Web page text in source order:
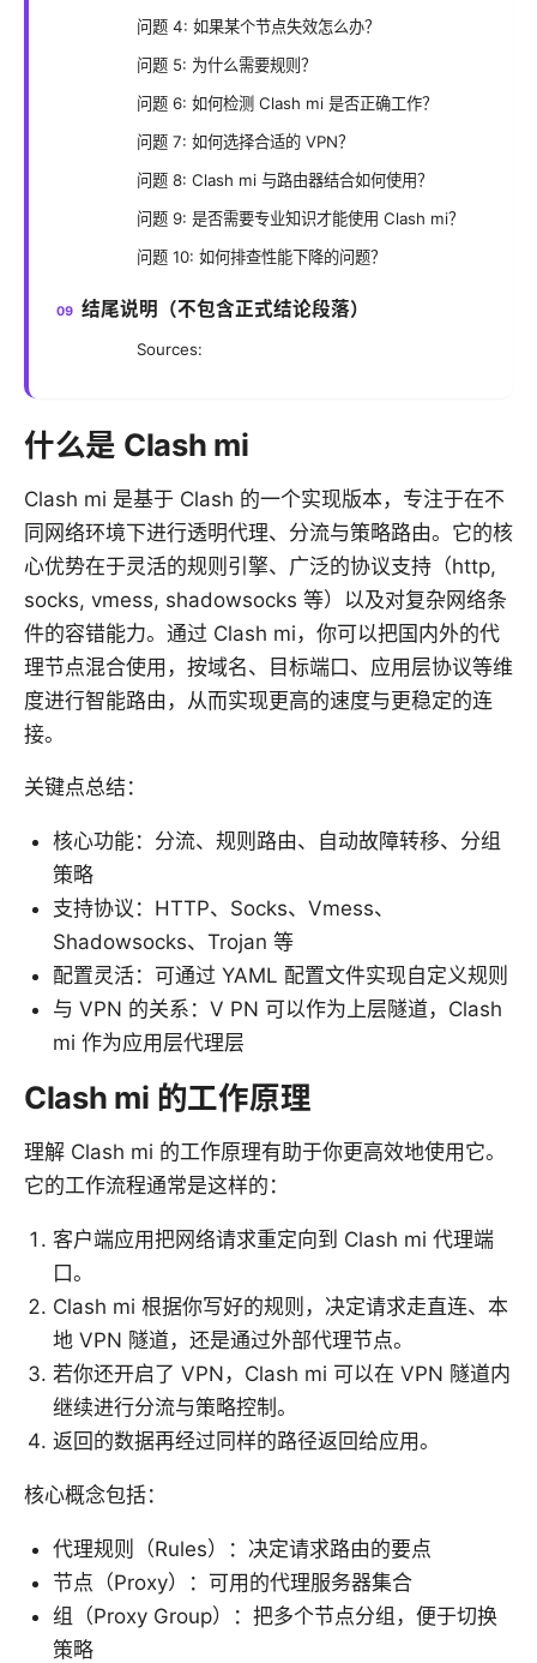
问题 4: 如果某个节点失效怎么办？
问题 5: 为什么需要规则？
问题 6: 如何检测 Clash mi 是否正确工作？
问题 7: 如何选择合适的 VPN？
问题 8: Clash mi 与路由器结合如何使用？
问题 9: 是否需要专业知识才能使用 Clash mi？
问题 10: 如何排查性能下降的问题？
结尾说明（不包含正式结论段落）
Sources:
什么是 Clash mi
Clash mi 是基于 Clash 的一个实现版本，专注于在不
同网络环境下进行透明代理、分流与策略路由。它的核
心优势在于灵活的规则引擎、广泛的协议支持（http,
socks, vmess, shadowsocks 等）以及对复杂网络条
件的容错能力。通过 Clash mi，你可以把国内外的代
理节点混合使用，按域名、目标端口、应用层协议等维
度进行智能路由，从而实现更高的速度与更稳定的连
接。
关键点总结：
核心功能：分流、规则路由、自动故障转移、分组
策略
支持协议：HTTP、Socks、Vmess、
Shadowsocks、Trojan 等
配置灵活：可通过 YAML 配置文件实现自定义规则
与 VPN 的关系：V PN 可以作为上层隧道，Clash
mi 作为应用层代理层
Clash mi 的工作原理
理解 Clash mi 的工作原理有助于你更高效地使用它。
它的工作流程通常是这样的：
客户端应用把网络请求重定向到 Clash mi 代理端
口。
Clash mi 根据你写好的规则，决定请求走直连、本
地 VPN 隧道，还是通过外部代理节点。
若你还开启了 VPN，Clash mi 可以在 VPN 隧道内
继续进行分流与策略控制。
返回的数据再经过同样的路径返回给应用。
核心概念包括：
代理规则（Rules）：决定请求路由的要点
节点（Proxy）：可用的代理服务器集合
组（Proxy Group）：把多个节点分组，便于切换
策略